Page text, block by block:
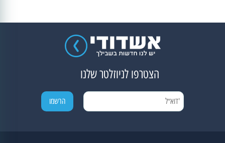
הצטרפו לניוזלטר שלנו